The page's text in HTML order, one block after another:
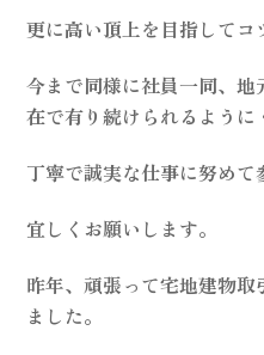
更に高い頂上を目指してコ
今まで同様に社員一同、
在で有り続けられるように
丁寧で誠実な仕事に努めて
宜しくお願いします。
昨年、頑張って宅地建物
ました。